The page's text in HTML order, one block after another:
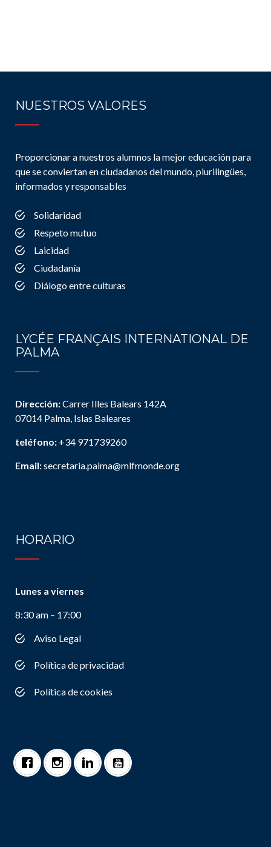
NUESTROS VALORES
Proporcionar a nuestros alumnos la mejor educación para
que se conviertan en ciudadanos del mundo, plurilingües,
informados y responsables
Solidaridad
Respeto mutuo
Laicidad
Ciudadanía
Diálogo entre culturas
LYCÉE FRANÇAIS INTERNATIONAL DE
PALMA
Dirección:Carrer Illes Balears 142A
07014 Palma, Islas Baleares
teléfono: +34 971739260
Email:secretaria.palma@mlfmonde.org
HORARIO
Lunes a viernes
8:30 am – 17:00
Aviso Legal
Política de privacidad
Política de cookies